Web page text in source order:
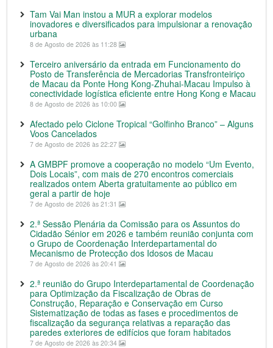
Tam Vai Man instou a MUR a explorar modelos
inovadores e diversificados para impulsionar a renovação
urbana
8 de Agosto de 2026 às 11:28
Terceiro aniversário da entrada em Funcionamento do
Posto de Transferência de Mercadorias Transfronteiriço
de Macau da Ponte Hong Kong-Zhuhai-Macau Impulso à
conectividade logística eficiente entre Hong Kong e Macau
8 de Agosto de 2026 às 10:00
Afectado pelo Ciclone Tropical “Golfinho Branco” – Alguns
Voos Cancelados
7 de Agosto de 2026 às 22:27
A GMBPF promove a cooperação no modelo “Um Evento,
Dois Locais”, com mais de 270 encontros comerciais
realizados ontem Aberta gratuitamente ao público em
geral a partir de hoje
7 de Agosto de 2026 às 21:31
2.ª Sessão Plenária da Comissão para os Assuntos do
Cidadão Sénior em 2026 e também reunião conjunta com
o Grupo de Coordenação Interdepartamental do
Mecanismo de Protecção dos Idosos de Macau
7 de Agosto de 2026 às 20:41
2.ª reunião do Grupo Interdepartamental de Coordenação
para Optimização da Fiscalização de Obras de
Construção, Reparação e Conservação em Curso
Sistematização de todas as fases e procedimentos de
fiscalização da segurança relativas a reparação das
paredes exteriores de edifícios que foram habitados
7 de Agosto de 2026 às 20:34